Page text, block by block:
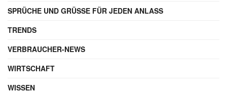
SPRÜCHE UND GRÜSSE FÜR JEDEN ANLASS
TRENDS
VERBRAUCHER-NEWS
WIRTSCHAFT
WISSEN